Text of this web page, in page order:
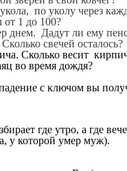
по уколу через
1 до 100?
Дадут ли ему
свечей осталось?
Сколько весит
во время дождя?
с ключом вы
где утро, а где
у которой умер муж).